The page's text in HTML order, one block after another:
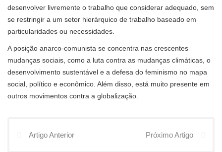
desenvolver livremente o trabalho que considerar adequado, sem
se restringir a um setor hierárquico de trabalho baseado em
particularidades ou necessidades.
A posição anarco-comunista se concentra nas crescentes
mudanças sociais, como a luta contra as mudanças climáticas, o
desenvolvimento sustentável e a defesa do feminismo no mapa
social, político e econômico. Além disso, está muito presente em
outros movimentos contra a globalização.
Artigo Anterior Próximo Artigo